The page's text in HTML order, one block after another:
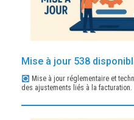
Mise à jour 538
Mise à jour réglementaire et
des ajustements liés à la facturation.